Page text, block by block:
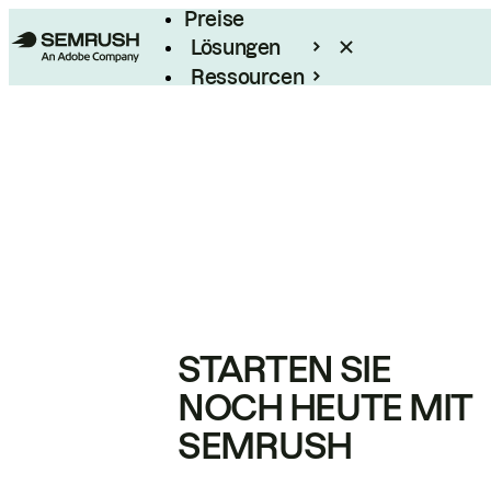
Preise
Lösungen
Ressourcen
STARTEN SIE
NOCH HEUTE MIT
SEMRUSH